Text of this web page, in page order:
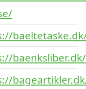
baenksliber.dk/